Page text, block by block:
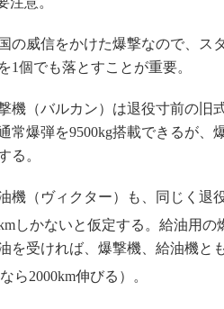
の威信をかけた爆撃なので、ス
1個でも落とすことが重要。
機（バルカン）は退役寸前の旧
常爆弾を9500kg搭載できるが、
る。
機（ヴィクター）も、同じく退
しかないと仮定する。給油用の
を受ければ、爆撃機、給油機と
なら2000km伸びる）。